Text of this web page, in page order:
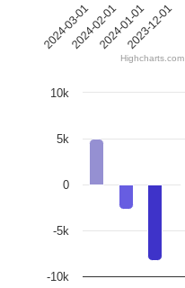
2024-03-012024-02-012024-01-012023-12-01
Highcharts.com
-10k
-5k
0
5k
10k